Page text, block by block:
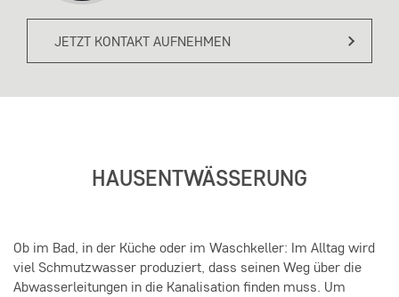
JETZT KONTAKT AUFNEHMEN
HAUSENTWÄSSERUNG
Ob im Bad, in der Küche oder im Waschkeller: Im Alltag wird
viel Schmutzwasser produziert, dass seinen Weg über die
Abwasserleitungen in die Kanalisation finden muss. Um